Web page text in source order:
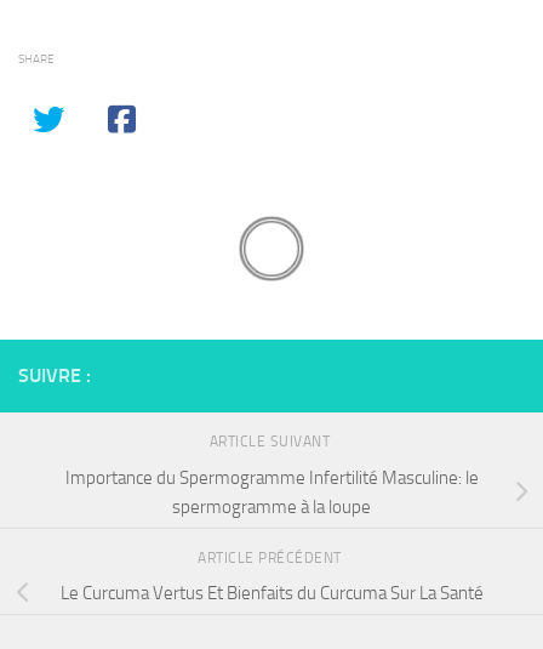
SHARE
SUIVRE :
ARTICLE SUIVANT
Importance du Spermogramme Infertilité Masculine: le
spermogramme à la loupe
ARTICLE PRÉCÉDENT
Le Curcuma Vertus Et Bienfaits du Curcuma Sur La Santé